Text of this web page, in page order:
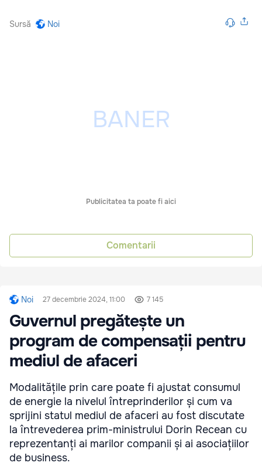
Sursă Noi
Publicitatea ta poate fi aici
Comentarii
Noi 27 decembrie 2024, 11:00 7 145
Guvernul pregătește un
program de compensații pentru
mediul de afaceri
Modalitățile prin care poate fi ajustat consumul
de energie la nivelul întreprinderilor și cum va
sprijini statul mediul de afaceri au fost discutate
la întrevederea prim-ministrului Dorin Recean cu
reprezentanți ai marilor companii și ai asociațiilor
de business.